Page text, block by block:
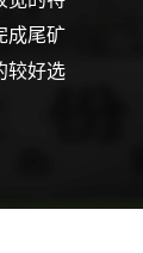
成尾矿
较好选